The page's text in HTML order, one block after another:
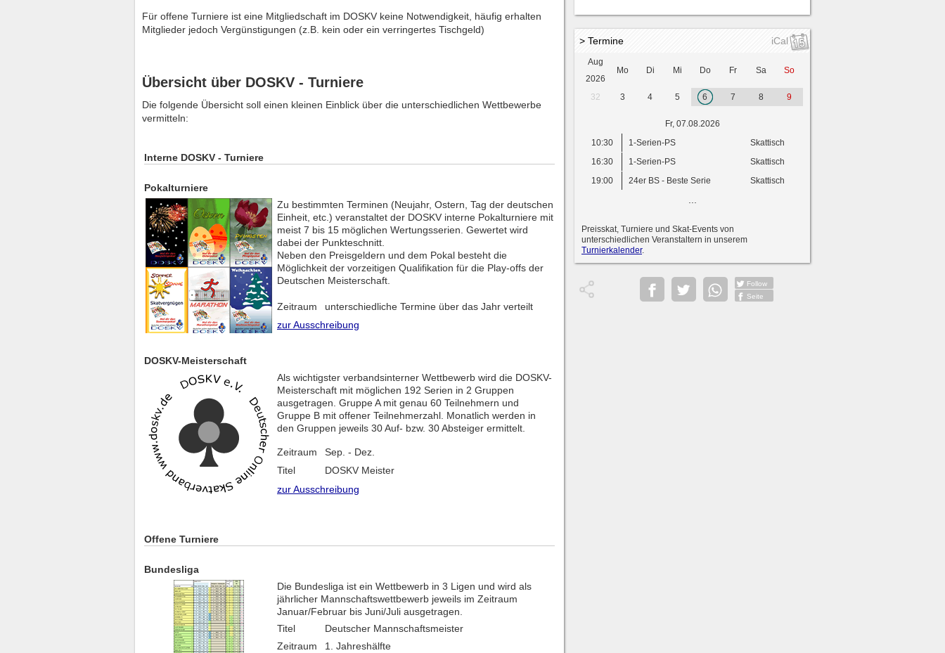
Für offene Turniere ist eine Mitgliedschaft im DOSKV keine Notwendigkeit, häufig erhalten
Mitglieder jedoch Vergünstigungen (z.B. kein oder ein verringertes Tischgeld)
Übersicht über DOSKV - Turniere
Die folgende Übersicht soll einen kleinen Einblick über die unterschiedlichen Wettbewerbe
vermitteln:
Interne DOSKV - Turniere
Pokalturniere
Zu bestimmten Terminen (Neujahr, Ostern, Tag der deutschen
Einheit, etc.) veranstaltet der DOSKV interne Pokalturniere mit
meist 7 bis 15 möglichen Wertungsserien. Gewertet wird
dabei der Punkteschnitt.
Neben den Preisgeldern und dem Pokal besteht die
Möglichkeit der vorzeitigen Qualifikation für die Play-offs der
Deutschen Meisterschaft.
Zeitraum
unterschiedliche Termine über das Jahr verteilt
zur Ausschreibung
DOSKV-Meisterschaft
Als wichtigster verbandsinterner Wettbewerb wird die DOSKV-
Meisterschaft mit möglichen 192 Serien in 2 Gruppen
ausgetragen. Gruppe A mit genau 60 Teilnehmern und
Gruppe B mit offener Teilnehmerzahl. Monatlich werden in
den Gruppen jeweils 30 Auf- bzw. 30 Absteiger ermittelt.
Zeitraum
Sep. - Dez.
Titel
DOSKV Meister
zur Ausschreibung
Offene Turniere
Bundesliga
Die Bundesliga ist ein Wettbewerb in 3 Ligen und wird als
jährlicher Mannschaftswettbewerb jeweils im Zeitraum
Januar/Februar bis Juni/Juli ausgetragen.
Titel
Deutscher Mannschaftsmeister
Zeitraum
1. Jahreshälfte
> Termine iCal
Aug
2026
Mo Di Mi Do Fr Sa So
32 3 4 5 6 7 8 9
Fr, 07.08.2026
10:30
1-Serien-PS
Skattisch
16:30
1-Serien-PS
Skattisch
19:00
24er BS - Beste Serie Skattisch
Preisskat, Turniere und Skat-Events von
unterschiedlichen Veranstaltern in unserem
Turnierkalender.
Follow
Seite